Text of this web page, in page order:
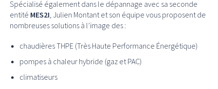
Spécialisé également dans le dépannage avec sa seconde
entité MES2I , Julien Montant et son équipe vous proposent de
nombreuses solutions à l’image des :
chaudières THPE (Très Haute Performance Énergétique)
pompes à chaleur hybride (gaz et PAC)
climatiseurs